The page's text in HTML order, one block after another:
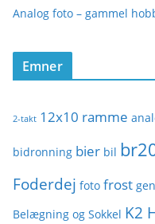
Analog foto – gammel
Emner
2-takt 12x10 ramme
bidronning bier bil
Foderdej foto frost
Belægning og Sokkel K2